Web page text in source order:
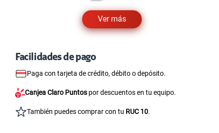
Ver más
Facilidades de pago
Paga con tarjeta de crédito, débito o depósito.
Canjea Claro Puntos por descuentos en tu equipo.
También puedes comprar con tu RUC 10.